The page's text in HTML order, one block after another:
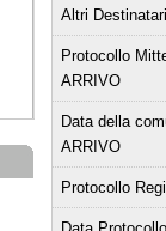
Altri Destinatari
Protocollo
ARRIVO
Data della
ARRIVO
Protocollo